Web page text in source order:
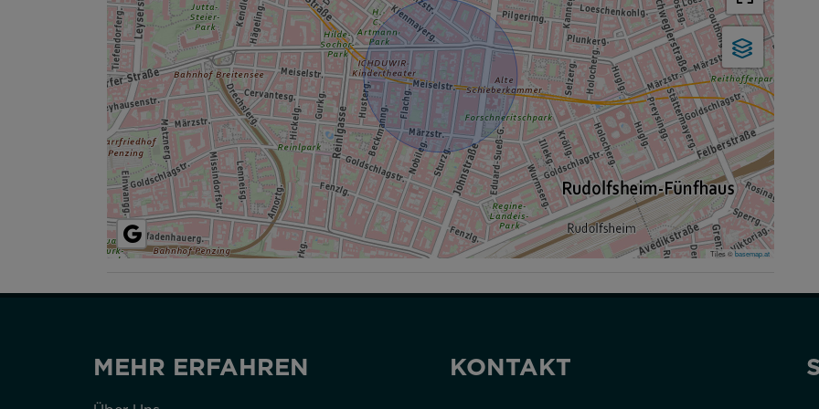
Tiles ©basemap.at
MEHR ERFAHREN KONTAKT